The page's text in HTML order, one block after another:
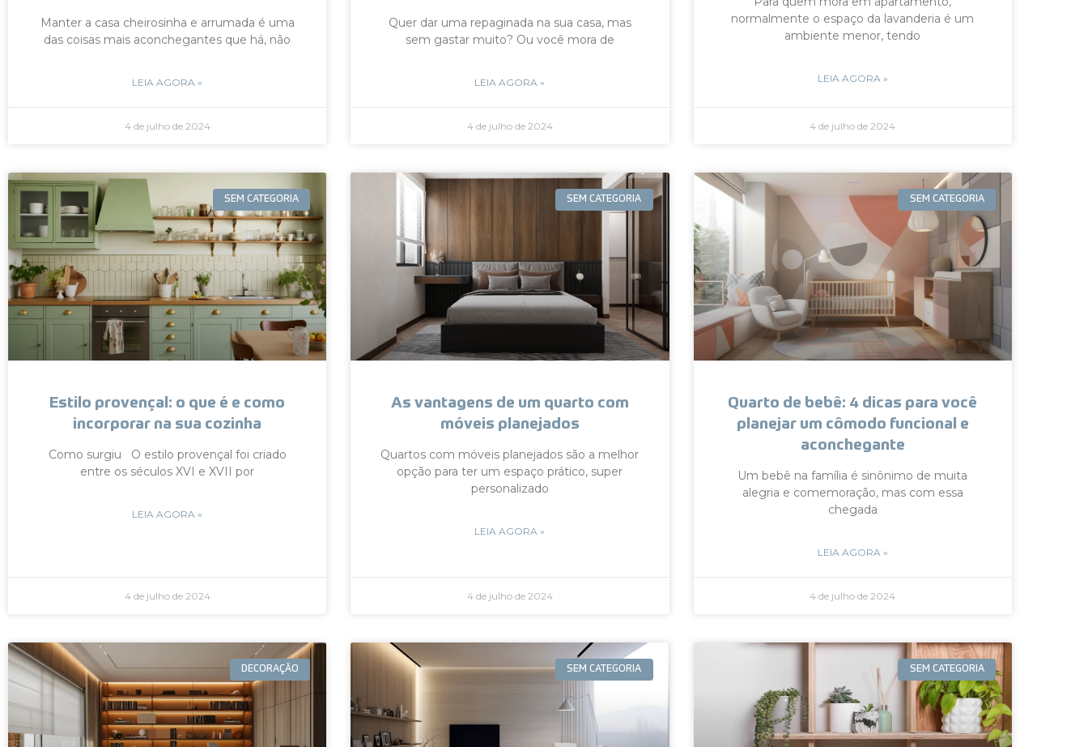
Manter a casa cheirosinha e arrumada é uma
das coisas mais aconchegantes que há, não
LEIA AGORA »
4 de julho de 2024
Quer dar uma repaginada na sua casa, mas
sem gastar muito? Ou você mora de
LEIA AGORA »
4 de julho de 2024
normalmente o espaço da lavanderia é um
ambiente menor, tendo
LEIA AGORA »
4 de julho de 2024
SEM CATEGORIA
Estilo provençal: o que é e como
incorporar na sua cozinha
Como surgiu O estilo provençal foi criado
entre os séculos XVI e XVII por
LEIA AGORA »
4 de julho de 2024
SEM CATEGORIA
As vantagens de um quarto com
móveis planejados
Quartos com móveis planejados são a melhor
opção para ter um espaço prático, super
personalizado
LEIA AGORA »
4 de julho de 2024
SEM CATEGORIA
Quarto de bebê: 4 dicas para você
planejar um cômodo funcional e
aconchegante
Um bebê na família é sinônimo de muita
alegria e comemoração, mas com essa
chegada
LEIA AGORA »
4 de julho de 2024
DECORAÇÃO SEM CATEGORIA SEM CATEGORIA